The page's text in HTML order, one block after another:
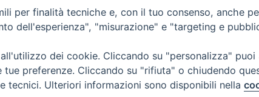
Ufficio Comunicazioni sociali
Piazza Giovene 4 – 70056 Molfetta (BA)
comunicazionisociali@diocesimolfetta.it
per finalità tecniche e, con il tuo consenso, anche
dell'esperienza", "misurazione" e "targeting e
dei cookie. Cliccando su "personalizza"
preferenze. Cliccando su "rifiuta" o chiudendo
tecnici. Ulteriori informazioni sono disponibili nella